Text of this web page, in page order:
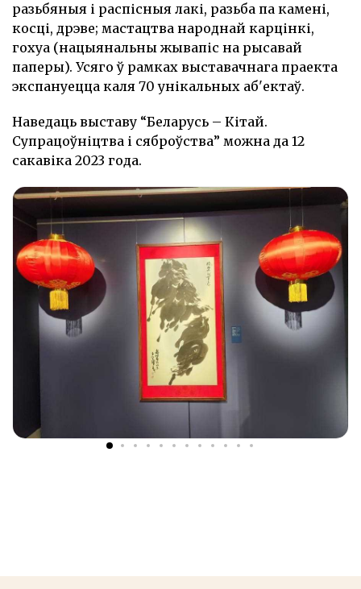
разьбяныя і распісныя лакі, разьба па камені,
косці, дрэве; мастацтва народнай карцінкі,
гохуа (нацыянальны жывапіс на рысавай
паперы). Усяго ў рамках выставачнага праекта
экспануецца каля 70 унікальных аб'ектаў.
Наведаць выставу “Беларусь – Кітай.
Супрацоўніцтва і сяброўства” можна да 12
сакавіка 2023 года.